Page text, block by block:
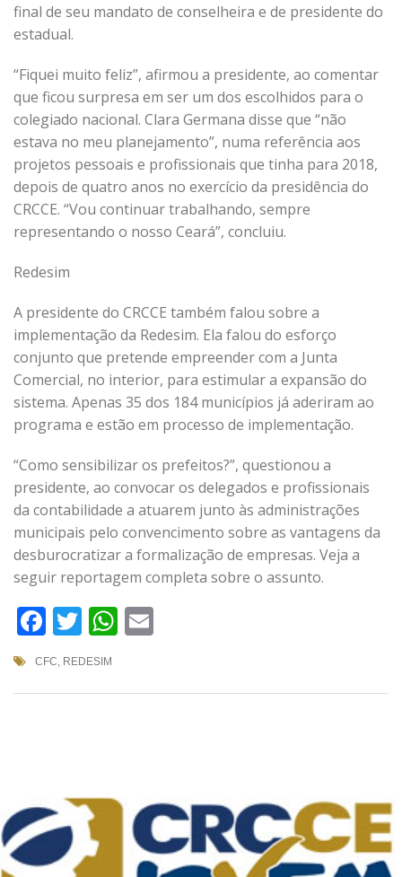
final de seu mandato de conselheira e de presidente do
estadual.
“Fiquei muito feliz”, afirmou a presidente, ao comentar
que ficou surpresa em ser um dos escolhidos para o
colegiado nacional. Clara Germana disse que “não
estava no meu planejamento”, numa referência aos
projetos pessoais e profissionais que tinha para 2018,
depois de quatro anos no exercício da presidência do
CRCCE. “Vou continuar trabalhando, sempre
representando o nosso Ceará”, concluiu.
Redesim
A presidente do CRCCE também falou sobre a
implementação da Redesim. Ela falou do esforço
conjunto que pretende empreender com a Junta
Comercial, no interior, para estimular a expansão do
sistema. Apenas 35 dos 184 municípios já aderiram ao
programa e estão em processo de implementação.
“Como sensibilizar os prefeitos?”, questionou a
presidente, ao convocar os delegados e profissionais
da contabilidade a atuarem junto às administrações
municipais pelo convencimento sobre as vantagens da
desburocratizar a formalização de empresas. Veja a
seguir reportagem completa sobre o assunto.
Facebook
TwitterWhatsApp
CFC, REDESIM